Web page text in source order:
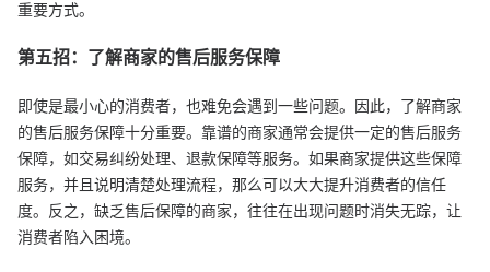
重要方式。
第五招：了解商家的售后服务保障
即使是最小心的消费者，也难免会遇到一些问题。因此，了解商家
的售后服务保障十分重要。靠谱的商家通常会提供一定的售后服务
保障，如交易纠纷处理、退款保障等服务。如果商家提供这些保障
服务，并且说明清楚处理流程，那么可以大大提升消费者的信任
度。反之，缺乏售后保障的商家，往往在出现问题时消失无踪，让
消费者陷入困境。